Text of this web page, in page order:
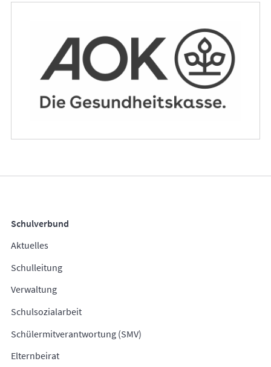
Schulverbund
Aktuelles
Schulleitung
Verwaltung
Schulsozialarbeit
Schülermitverantwortung (SMV)
Elternbeirat